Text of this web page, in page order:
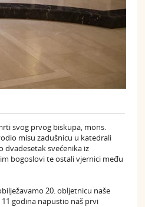
svog prvog biskupa, mons.
misu zadušnicu u katedrali
dvadesetak svećenika iz
bogoslovi te ostali vjernici među
20. obljetnicu naše
godina napustio naš prvi